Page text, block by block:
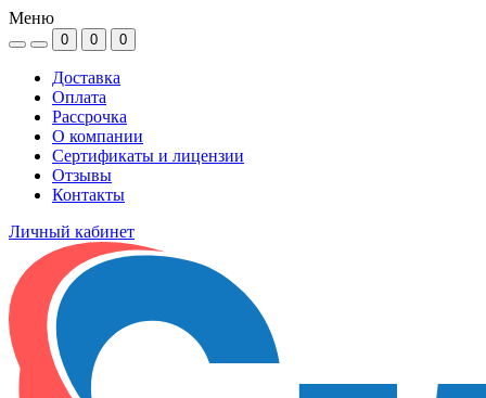
Меню
0 0 0
Доставка
Оплата
Рассрочка
О компании
Сертификаты и лицензии
Отзывы
Контакты
Личный кабинет